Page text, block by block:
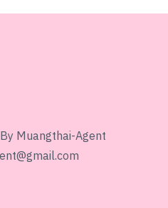
Muangthai-Agent